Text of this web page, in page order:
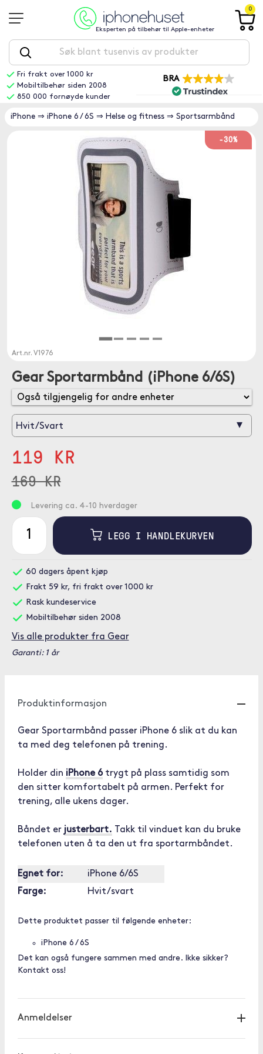
Eksperten på tilbehør til Apple-enheter
0
Fri frakt over 1000 kr
Mobiltilbehør siden 2008
850 000 fornøyde kunder
BRA
iPhone ⇒ iPhone 6 / 6S ⇒ Helse og fitness ⇒ Sportsarmbånd
-30%
Art.nr. V1976
Gear Sportarmbånd (iPhone 6/6S)
Hvit/Svart ▾
119 KR
169 KR
Levering ca. 4-10 hverdager
LEGG I HANDLEKURVEN
60 dagers åpent kjøp
Frakt 59 kr, fri frakt over 1000 kr
Rask kundeservice
Mobiltilbehør siden 2008
Vis alle produkter fra Gear
Garanti: 1 år
Produktinformasjon
Gear Sportarmbånd passer iPhone 6 slik at du kan
ta med deg telefonen på trening.
Holder din iPhone 6trygt på plass samtidig som
den sitter komfortabelt på armen. Perfekt for
trening, alle ukens dager.
Båndet er justerbart. Takk til vinduet kan du bruke
telefonen uten å ta den ut fra sportarmbåndet.
Egnet for:
iPhone 6/6S
Farge:
Hvit/svart
Dette produktet passer til følgende enheter:
iPhone 6 / 6S
Det kan også fungere sammen med andre. Ikke sikker?
Kontakt oss!
Anmeldelser